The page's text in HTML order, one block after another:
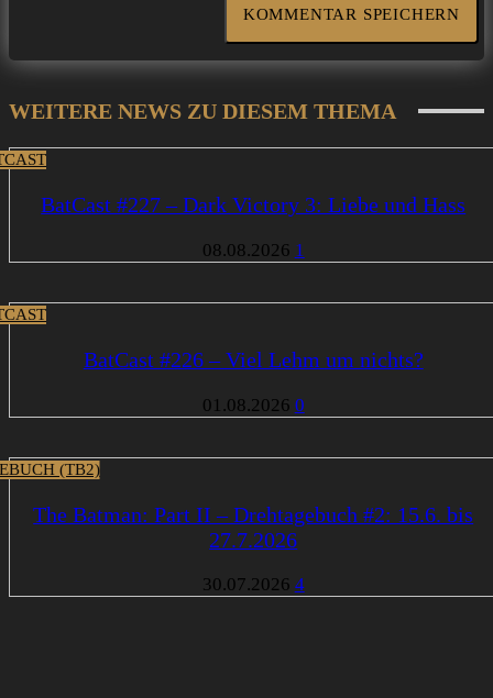
WEITERE NEWS ZU DIESEM THEMA
BatCast #227 – Dark Victory 3: Liebe und Hass
08.08.2026 1
BatCast #226 – Viel Lehm um nichts?
01.08.2026 0
(TB2)
The Batman: Part II – Drehtagebuch #2: 15.6. bis
27.7.2026
30.07.2026 4